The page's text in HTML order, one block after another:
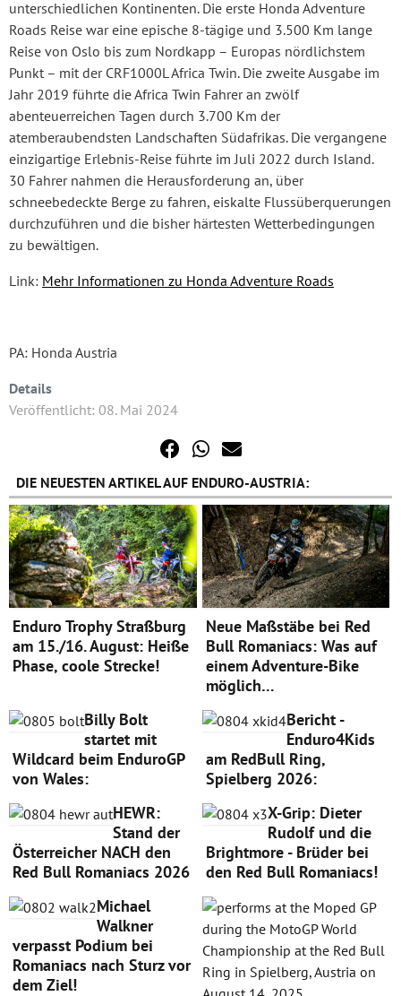
unterschiedlichen Kontinenten. Die erste Honda Adventure
Roads Reise war eine epische 8-tägige und 3.500 Km lange
Reise von Oslo bis zum Nordkapp – Europas nördlichstem
Punkt – mit der CRF1000L Africa Twin. Die zweite Ausgabe im
Jahr 2019 führte die Africa Twin Fahrer an zwölf
abenteuerreichen Tagen durch 3.700 Km der
atemberaubendsten Landschaften Südafrikas. Die vergangene
einzigartige Erlebnis-Reise führte im Juli 2022 durch Island.
30 Fahrer nahmen die Herausforderung an, über
schneebedeckte Berge zu fahren, eiskalte Flussüberquerungen
durchzuführen und die bisher härtesten Wetterbedingungen
zu bewältigen.
Link: Mehr Informationen zu Honda Adventure Roads
PA: Honda Austria
Details
Veröffentlicht: 08. Mai 2024
DIE NEUESTEN ARTIKEL AUF ENDURO-AUSTRIA:
Enduro Trophy Straßburg
am 15./16. August: Heiße
Phase, coole Strecke!
Neue Maßstäbe bei Red
Bull Romaniacs: Was auf
einem Adventure-Bike
möglich…
Billy Bolt
startet mit
Wildcard beim EnduroGP
von Wales:
Bericht -
Enduro4Kids
am RedBull Ring,
Spielberg 2026:
HEWR:
Stand der
Österreicher NACH den
Red Bull Romaniacs 2026
X-Grip: Dieter
Rudolf und die
Brightmore - Brüder bei
den Red Bull Romaniacs!
Michael
Walkner
verpasst Podium bei
Romaniacs nach Sturz vor
dem Ziel!